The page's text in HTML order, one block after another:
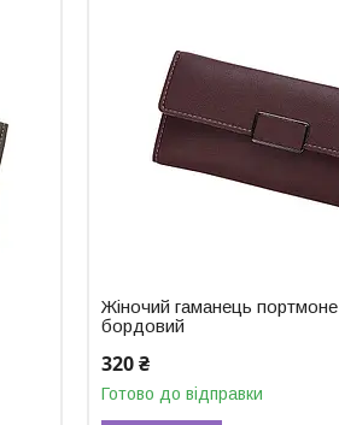
Жіночий гаманець портмоне
бордовий
320 ₴
Готово до відправки